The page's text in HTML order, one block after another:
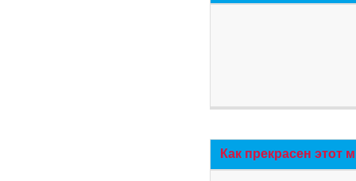
Как прекрасен этот